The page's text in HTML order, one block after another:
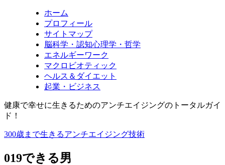
ホーム
プロフィール
サイトマップ
脳科学・認知心理学・哲学
エネルギーワーク
マクロビオティック
ヘルス＆ダイエット
起業・ビジネス
健康で幸せに生きるためのアンチエイジングのトータルガイ
ド！
300歳まで生きるアンチエイジング技術
019できる男